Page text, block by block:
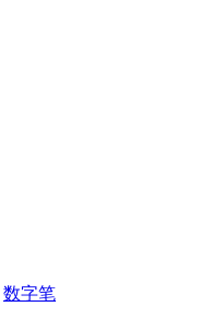
数字笔